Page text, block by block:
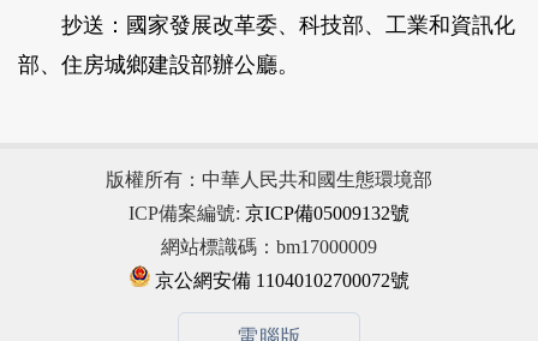
抄送：國家發展改革委、科技部、工業和資訊化
部、住房城鄉建設部辦公廳。
版權所有：中華人民共和國生態環境部
ICP備案編號: 京ICP備05009132號
網站標識碼：bm17000009
京公網安備 11040102700072號